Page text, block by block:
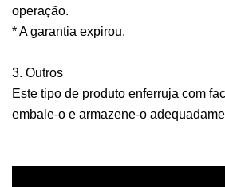
operação.
* A garantia expirou.
3. Outros
Este tipo de produto enferruja com
embale-o e armazene-o